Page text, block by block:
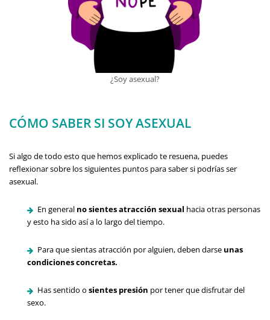
¿Soy asexual?
CÓMO SABER SI SOY ASEXUAL
Si algo de todo esto que hemos explicado te resuena, puedes
reflexionar sobre los siguientes puntos para saber si podrías ser
asexual.
En general no sientes atracción sexual hacia otras personas
y esto ha sido así a lo largo del tiempo.
Para que sientas atracción por alguien, deben darse unas
condiciones concretas.
Has sentido o sientes presión por tener que disfrutar del
sexo.